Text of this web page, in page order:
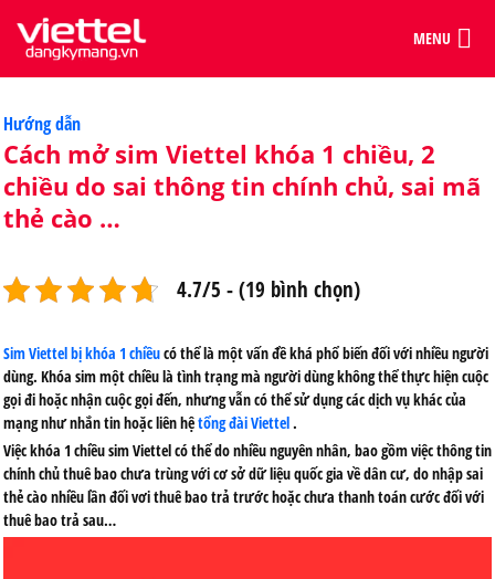
MENU
Categories
Hướng dẫn
Cách mở sim Viettel khóa 1 chiều, 2
chiều do sai thông tin chính chủ, sai mã
thẻ cào …
4.7/5 - (19 bình chọn)
Sim Viettel bị khóa 1 chiềucó thể là một vấn đề khá phổ biến đối với nhiều người
dùng. Khóa sim một chiều là tình trạng mà người dùng không thể thực hiện cuộc
gọi đi hoặc nhận cuộc gọi đến, nhưng vẫn có thể sử dụng các dịch vụ khác của
mạng như nhắn tin hoặc liên hệtổng đài Viettel.
Việckhóa 1 chiều sim Viettelcó thể do nhiều nguyên nhân, bao gồm việc thông tin
chính chủ thuê bao chưa trùng với cơ sở dữ liệu quốc gia về dân cư, do nhập sai
thẻ cào nhiều lần đối vơi thuê bao trả trước hoặc chưa thanh toán cước đối với
thuê bao trả sau…